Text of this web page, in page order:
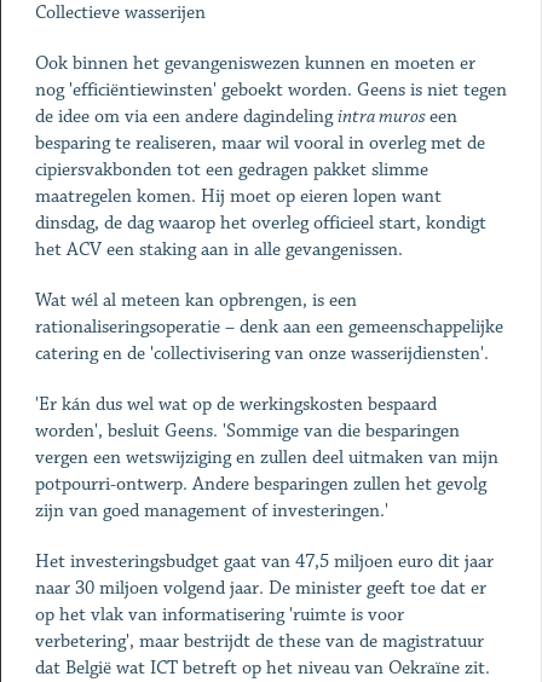
Collectieve wasserijen
Ook binnen het gevangeniswezen kunnen en moeten er
nog 'efficiëntiewinsten' geboekt worden. Geens is niet tegen
de idee om via een andere dagindelingintra muroseen
besparing te realiseren, maar wil vooral in overleg met de
cipiersvakbonden tot een gedragen pakket slimme
maatregelen komen. Hij moet op eieren lopen want
dinsdag, de dag waarop het overleg officieel start, kondigt
het ACV een staking aan in alle gevangenissen.
Wat wél al meteen kan opbrengen, is een
rationaliseringsoperatie – denk aan een gemeenschappelijke
catering en de 'collectivisering van onze wasserijdiensten'.
'Er kán dus wel wat op de werkingskosten bespaard
worden', besluit Geens. 'Sommige van die besparingen
vergen een wetswijziging en zullen deel uitmaken van mijn
potpourri-ontwerp. Andere besparingen zullen het gevolg
zijn van goed management of investeringen.'
Het investeringsbudget gaat van 47,5 miljoen euro dit jaar
naar 30 miljoen volgend jaar. De minister geeft toe dat er
op het vlak van informatisering 'ruimte is voor
verbetering', maar bestrijdt de these van de magistratuur
dat België wat ICT betreft op het niveau van Oekraïne zit.